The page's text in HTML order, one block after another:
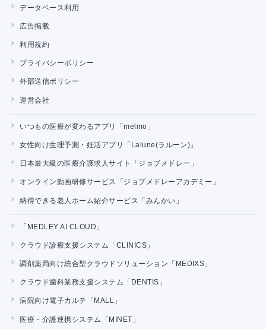
データベース利用
広告掲載
利用規約
プライバシーポリシー
外部送信ポリシー
運営会社
いつもの医療が変わるアプリ「melmo」
女性向け生理予測・妊活アプリ「Lalune(ラルーン)」
日本最大級の医療介護求人サイト「ジョブメドレー」
オンライン動画研修サービス「ジョブメドレーアカデミー」
納得できる老人ホーム紹介サービス「みんかい」
「MEDLEY AI CLOUD」
クラウド診療支援システム「CLINICS」
調剤薬局向け統合型クラウドソリューション「MEDIXS」
クラウド歯科業務支援システム「DENTIS」
病院向け電子カルテ「MALL」
医療・介護連携システム「MINET」